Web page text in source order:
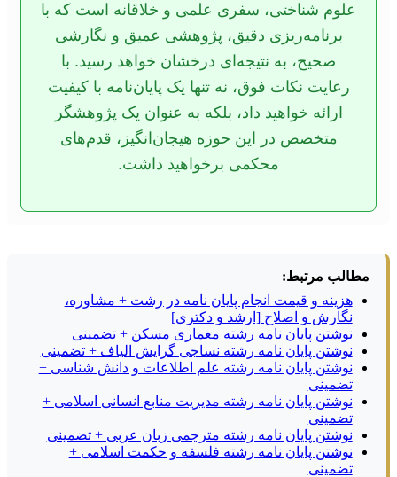
علوم شناختی، سفری علمی و خلاقانه است که با
برنامه‌ریزی دقیق، پژوهشی عمیق و نگارشی
صحیح، به نتیجه‌ای درخشان خواهد رسید. با
رعایت نکات فوق، نه تنها یک پایان‌نامه با کیفیت
ارائه خواهید داد، بلکه به عنوان یک پژوهشگر
متخصص در این حوزه هیجان‌انگیز، قدم‌های
محکمی برخواهید داشت.
مطالب مرتبط:
هزینه و قیمت انجام پایان نامه در رشت + مشاوره،
نگارش و اصلاح [ارشد و دکتری]
نوشتن پایان نامه رشته معماری مسکن + تضمینی
نوشتن پایان نامه رشته نساجی گرایش الیاف + تضمینی
نوشتن پایان نامه رشته علم اطلاعات و دانش شناسی +
تضمینی
نوشتن پایان نامه رشته مدیریت منابع انسانی اسلامی +
تضمینی
نوشتن پایان نامه رشته مترجمی زبان عربی + تضمینی
نوشتن پایان نامه رشته فلسفه و حکمت اسلامی +
تضمینی